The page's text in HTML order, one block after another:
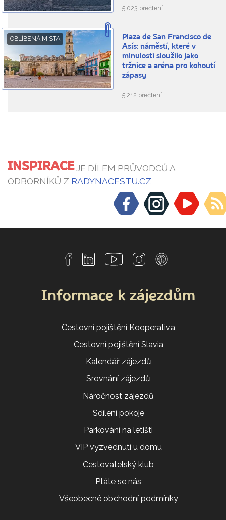
5.023 přečtení
OBLÍBENÁ MÍSTA
Plaza de San Francisco de
Asís: náměstí, které v
minulosti sloužilo jako
tržnice a aréna pro kohoutí
zápasy
5.212 přečtení
INSPIRACEJE DÍLEM PRŮVODCŮ A
ODBORNÍKŮ Z RADYNACESTU.CZ
Informace k zájezdům
Cestovní pojištění Kooperativa
Cestovní pojištění Slavia
Kalendář zájezdů
Srovnání zájezdů
Náročnost zájezdů
Sdílení pokoje
Parkování na letišti
VIP vyzvednutí u domu
Cestovatelský klub
Ptáte se nás
Všeobecné obchodní podmínky